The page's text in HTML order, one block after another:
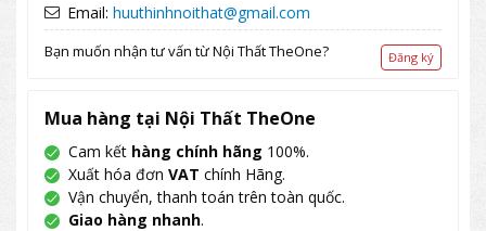
Email: huuthinhnoithat@gmail.com
Bạn muốn nhận tư vấn từ Nội Thất TheOne? Đăng ký
Mua hàng tại Nội Thất TheOne
Cam kết hàng chính hãng 100%.
Xuất hóa đơn VAT chính Hãng.
Vận chuyển, thanh toán trên toàn quốc.
Giao hàng nhanh.